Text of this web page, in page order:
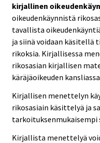
kirjallinen
oikeudenkäynnistä
tavallista
ja siinä voidaan
rikoksia. Kirjallisessa
rikosasian kirjallisen
käräjäoikeuden
Kirjallisen menettelyn
rikosasiain käsittelyä ja
tarkoituksenmukaisempi
Kirjallista menettelyä